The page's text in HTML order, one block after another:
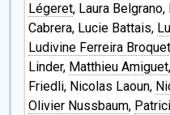
Légeret, Laura
Cabrera, Lucie Battais,
Ludivine Ferreira Broquet
Linder, Matthieu Amiguet,
Friedli, Nicolas Laoun,
Olivier Nussbaum,